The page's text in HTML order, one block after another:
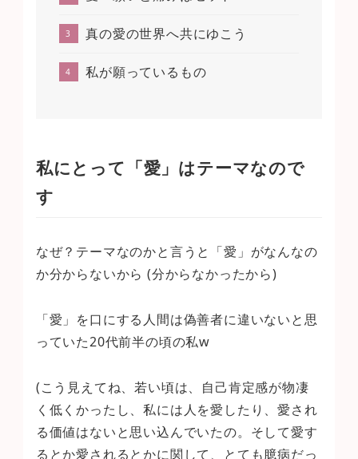
真の愛の世界へ共にゆこう
私が願っているもの
私にとって「愛」はテーマなので
す
なぜ？テーマなのかと言うと「愛」がなんなの
か分からないから (分からなかったから)
「愛」を口にする人間は偽善者に違いないと思
っていた20代前半の頃の私w
(こう見えてね、若い頃は、自己肯定感が物凄
く低くかったし、私には人を愛したり、愛され
る価値はないと思い込んでいたの。そして愛す
るとか愛されるとかに関して、とても臆病だっ